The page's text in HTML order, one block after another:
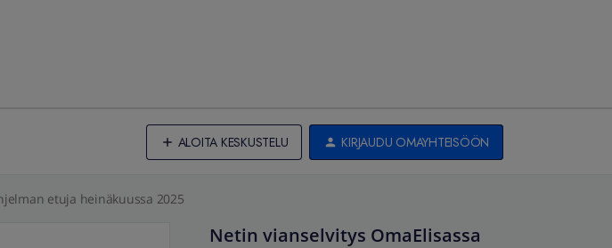
ALOITA KESKUSTELU KIRJAUDU OMAYHTEISÖÖN
etuja heinäkuussa 2025
Netin vianselvitys OmaElisassa